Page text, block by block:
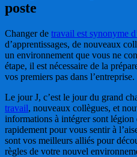
poste
Changer de travail est synonyme
d’apprentissages, de nouveaux
un environnement que vous ne
étape, il est nécessaire de la
vos premiers pas dans l’entreprise.
Le jour J, c’est le jour du grand
travail, nouveaux collègues, et
informations à intégrer sont
rapidement pour vous sentir à
sont vos meilleurs alliés pour
règles de votre nouvel